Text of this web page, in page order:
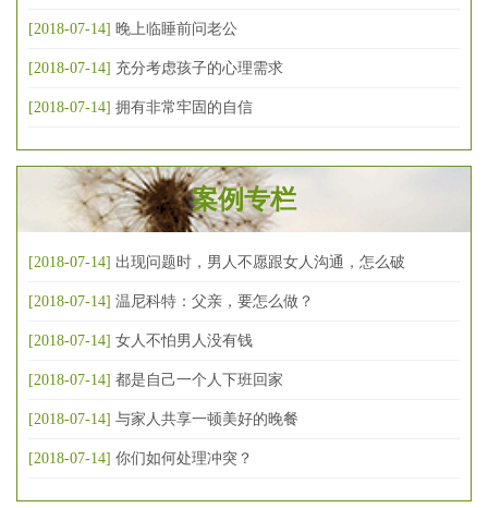
[2018-07-14] 晚上临睡前问老公
[2018-07-14] 充分考虑孩子的心理需求
[2018-07-14] 拥有非常牢固的自信
案例专栏
[2018-07-14] 出现问题时，男人不愿跟女人沟通，怎么破
[2018-07-14] 温尼科特：父亲，要怎么做？
[2018-07-14] 女人不怕男人没有钱
[2018-07-14] 都是自己一个人下班回家
[2018-07-14] 与家人共享一顿美好的晚餐
[2018-07-14] 你们如何处理冲突？